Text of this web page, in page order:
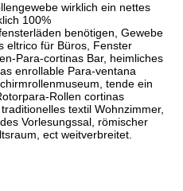
wirklich ein nettes
100%
benötigen, Gewebe
eltrico für Büros, Fenster
Para-cortinas Bar, heimliches
enrollable Para-ventana
tende ein
Rollen cortinas
textil Wohnzimmer,
Vorlesungssal, römischer
ect weitverbreitet.